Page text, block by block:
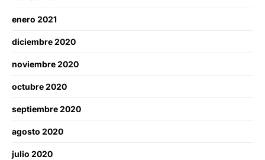
enero 2021
diciembre 2020
noviembre 2020
octubre 2020
septiembre 2020
agosto 2020
julio 2020